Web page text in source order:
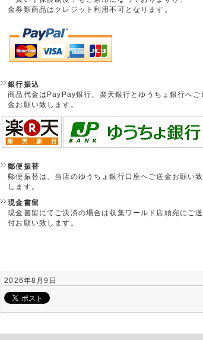
金券類商品はクレジット利用不可となります。
銀行振込
商品代金はPayPay銀行、楽天銀行とゆうちょ銀行へご
金お願い致します。
郵便振替
郵便振替は、当店のゆうちょ銀行口座へご送金お願い致
します。
現金書留
現金書留にてご決済の場合は収集ワールド店頭宛にご送
付お願い致します。
2026年8月9日